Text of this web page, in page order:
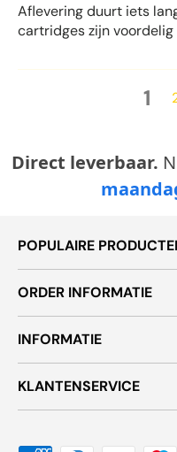
Aflevering duurt iets
cartridges zijn voordelig
1
Direct leverbaar.
POPULAIRE
ORDER INFORMATIE
INFORMATIE
KLANTENSERVICE